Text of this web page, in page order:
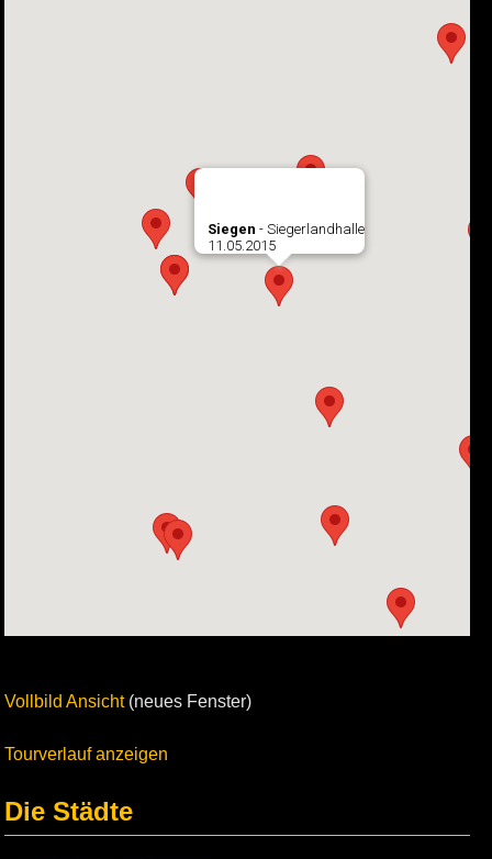
Siegen - Siegerlandhalle
11.05.2015
Vollbild Ansicht(neues Fenster)
Tourverlauf anzeigen
Die Städte